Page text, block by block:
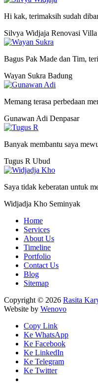
Hi kak, terimaksih sudah
Silvya Widjaja Renovasi Villa
Bagus Pak Made dan Tim,
Wayan Sukra Badung
Memang terasa perbedaan
Gunawan Adi Denpasar
Banyak membantu saya
Tugus R Ubud
Saya tidak keberatan untuk
Widjadja Kho Seminyak
Home
Services
About Us
Timeline
Portfolio
Contact Us
Blog
Sitemap
Copyright © 2026 Rasita
Website by Wenovo
Copy Link
Ke WhatsApp
Ke Facebook
Ke LinkedIn
Ke Telegram
Ke Twitter